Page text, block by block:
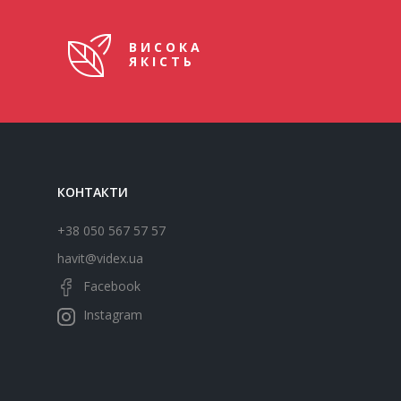
ВИСОКА
ЯКІСТЬ
КОНТАКТИ
+38 050 567 57 57
havit@videx.ua
Facebook
Instagram